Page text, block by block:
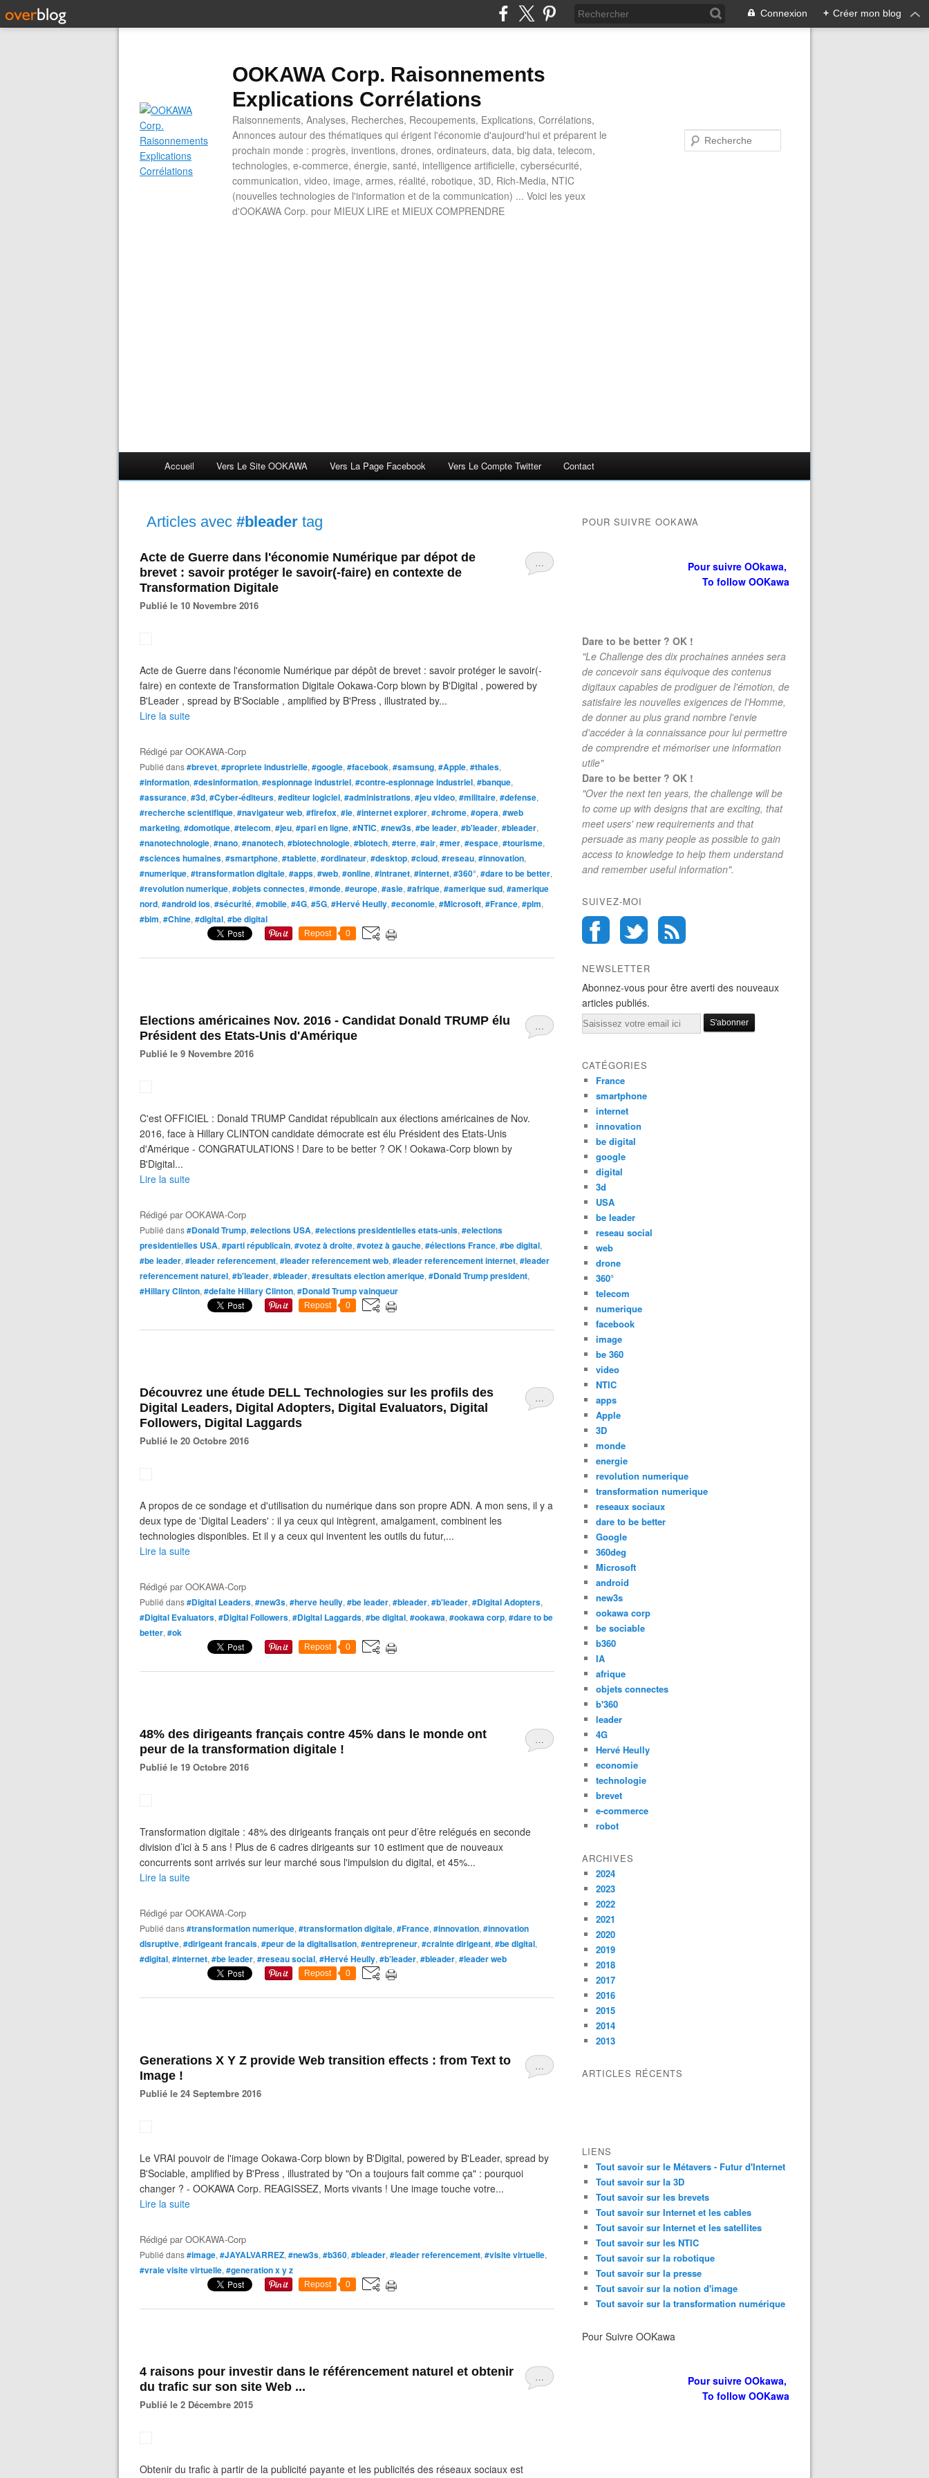
Connexion + Créer mon blog
OOKAWA Corp. Raisonnements
Explications Corrélations
Raisonnements, Analyses, Recherches, Recoupements, Explications, Corrélations,
Annonces autour des thématiques qui érigent l'économie d'aujourd'hui et préparent le
prochain monde : progrès, inventions, drones, ordinateurs, data, big data, telecom,
technologies, e-commerce, énergie, santé, intelligence artificielle, cybersécurité,
communication, video, image, armes, réalité, robotique, 3D, Rich-Media, NTIC
(nouvelles technologies de l'information et de la communication) ... Voici les yeux
d'OOKAWA Corp. pour MIEUX LIRE et MIEUX COMPRENDRE
Accueil Vers Le Site OOKAWA Vers La Page Facebook Vers Le Compte Twitter Contact
Articles avec #bleader tag
…
Acte de Guerre dans l'économie Numérique par dépot de
brevet : savoir protéger le savoir(-faire) en contexte de
Transformation Digitale
Publié le 10 Novembre 2016
Acte de Guerre dans l'économie Numérique par dépôt de brevet : savoir protéger le savoir(-
faire) en contexte de Transformation Digitale Ookawa-Corp blown by B'Digital , powered by
B'Leader , spread by B'Sociable , amplified by B'Press , illustrated by...
Lire la suite
Rédigé parOOKAWA-Corp
Publié dans#brevet, #propriete industrielle, #google, #facebook, #samsung, #Apple, #thales,
#information, #desinformation, #espionnage industriel, #contre-espionnage industriel, #banque,
#assurance, #3d, #Cyber-éditeurs, #editeur logiciel, #administrations, #jeu video, #militaire, #defense,
#recherche scientifique, #navigateur web, #firefox, #ie, #internet explorer, #chrome, #opera, #web
marketing, #domotique, #telecom, #jeu, #pari en ligne, #NTIC, #new3s, #be leader, #b'leader, #bleader,
#nanotechnologie, #nano, #nanotech, #biotechnologie, #biotech, #terre, #air, #mer, #espace, #tourisme,
#sciences humaines, #smartphone, #tablette, #ordinateur, #desktop, #cloud, #reseau, #innovation,
#numerique, #transformation digitale, #apps, #web, #online, #intranet, #internet, #360°, #dare to be better,
#revolution numerique, #objets connectes, #monde, #europe, #asie, #afrique, #amerique sud, #amerique
nord, #android ios, #sécurité, #mobile, #4G, #5G, #Hervé Heully, #economie, #Microsoft, #France, #plm,
#bim, #Chine, #digital, #be digital
Repost 0
…
Elections américaines Nov. 2016 - Candidat Donald TRUMP élu
Président des Etats-Unis d'Amérique
Publié le 9 Novembre 2016
C'est OFFICIEL : Donald TRUMP Candidat républicain aux élections américaines de Nov.
2016, face à Hillary CLINTON candidate démocrate est élu Président des Etats-Unis
d'Amérique - CONGRATULATIONS ! Dare to be better ? OK ! Ookawa-Corp blown by
B'Digital...
Lire la suite
Rédigé parOOKAWA-Corp
Publié dans#Donald Trump, #elections USA, #elections presidentielles etats-unis, #elections
presidentielles USA, #parti républicain, #votez à droite, #votez à gauche, #élections France, #be digital,
#be leader, #leader referencement, #leader referencement web, #leader referencement internet, #leader
referencement naturel, #b'leader, #bleader, #resultats election amerique, #Donald Trump president,
#Hillary Clinton, #defaite Hillary Clinton, #Donald Trump vainqueur
Repost 0
…
Découvrez une étude DELL Technologies sur les profils des
Digital Leaders, Digital Adopters, Digital Evaluators, Digital
Followers, Digital Laggards
Publié le 20 Octobre 2016
A propos de ce sondage et d'utilisation du numérique dans son propre ADN. A mon sens, il y a
deux type de 'Digital Leaders' : il ya ceux qui intègrent, amalgament, combinent les
technologies disponibles. Et il y a ceux qui inventent les outils du futur,...
Lire la suite
Rédigé parOOKAWA-Corp
Publié dans#Digital Leaders, #new3s, #herve heully, #be leader, #bleader, #b'leader, #Digital Adopters,
#Digital Evaluators, #Digital Followers, #Digital Laggards, #be digital, #ookawa, #ookawa corp, #dare to be
better, #ok
Repost 0
…
48% des dirigeants français contre 45% dans le monde ont
peur de la transformation digitale !
Publié le 19 Octobre 2016
Transformation digitale : 48% des dirigeants français ont peur d’être relégués en seconde
division d’ici à 5 ans ! Plus de 6 cadres dirigeants sur 10 estiment que de nouveaux
concurrents sont arrivés sur leur marché sous l'impulsion du digital, et 45%...
Lire la suite
Rédigé parOOKAWA-Corp
Publié dans#transformation numerique, #transformation digitale, #France, #innovation, #innovation
disruptive, #dirigeant francais, #peur de la digitalisation, #entrepreneur, #crainte dirigeant, #be digital,
#digital, #internet, #be leader, #reseau social, #Hervé Heully, #b'leader, #bleader, #leader web
Repost 0
…
Generations X Y Z provide Web transition effects : from Text to
Image !
Publié le 24 Septembre 2016
Le VRAI pouvoir de l'image Ookawa-Corp blown by B'Digital, powered by B'Leader, spread by
B'Sociable, amplified by B'Press , illustrated by "On a toujours fait comme ça" : pourquoi
changer ? - OOKAWA Corp. REAGISSEZ, Morts vivants ! Une image touche votre...
Lire la suite
Rédigé parOOKAWA-Corp
Publié dans#image, #JAYALVARREZ, #new3s, #b360, #bleader, #leader referencement, #visite virtuelle,
#vraie visite virtuelle, #generation x y z
Repost 0
…
4 raisons pour investir dans le référencement naturel et obtenir
du trafic sur son site Web ...
Publié le 2 Décembre 2015
Obtenir du trafic à partir de la publicité payante et les publicités des réseaux sociaux est
POUR SUIVRE OOKAWA
Pour suivre OOkawa,
To follow OOKawa
Dare to be better ? OK !
"Le Challenge des dix prochaines années sera
de concevoir sans équivoque des contenus
digitaux capables de prodiguer de l'émotion, de
satisfaire les nouvelles exigences de l'Homme,
de donner au plus grand nombre l'envie
d'accéder à la connaissance pour lui permettre
de comprendre et mémoriser une information
utile"
Dare to be better ? OK !
"Over the next ten years, the challenge will be
to come up with designs that are exciting, that
meet users' new requirements and that
persuade as many people as possible to gain
access to knowledge to help them understand
and remember useful information".
SUIVEZ-MOI
NEWSLETTER
Abonnez-vous pour être averti des nouveaux
articles publiés.
Email
CATÉGORIES
France
smartphone
internet
innovation
be digital
google
digital
3d
USA
be leader
reseau social
web
drone
360°
telecom
numerique
facebook
image
be 360
video
NTIC
apps
Apple
3D
monde
energie
revolution numerique
transformation numerique
reseaux sociaux
dare to be better
Google
360deg
Microsoft
android
new3s
ookawa corp
be sociable
b360
IA
afrique
objets connectes
b'360
leader
4G
Hervé Heully
economie
technologie
brevet
e-commerce
robot
ARCHIVES
2024
2023
2022
2021
2020
2019
2018
2017
2016
2015
2014
2013
ARTICLES RÉCENTS
LIENS
Tout savoir sur le Métavers - Futur d'Internet
Tout savoir sur la 3D
Tout savoir sur les brevets
Tout savoir sur Internet et les cables
Tout savoir sur Internet et les satellites
Tout savoir sur les NTIC
Tout savoir sur la robotique
Tout savoir sur la presse
Tout savoir sur la notion d'image
Tout savoir sur la transformation numérique
Pour Suivre OOKawa
Pour suivre OOkawa,
To follow OOKawa